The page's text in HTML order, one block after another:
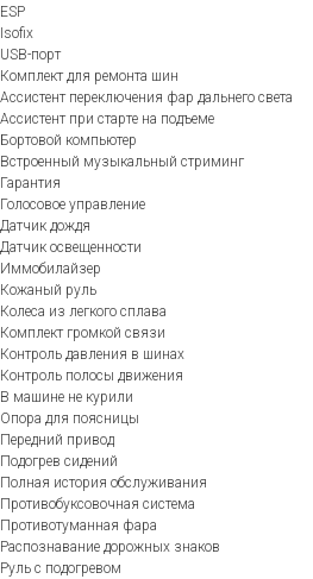
ESP
Isofix
USB-порт
Комплект для ремонта шин
Ассистент переключения фар дальнего света
Ассистент при старте на подъеме
Бортовой компьютер
Встроенный музыкальный стриминг
Гарантия
Голосовое управление
Датчик дождя
Датчик освещенности
Иммобилайзер
Кожаный руль
Колеса из легкого сплава
Комплект громкой связи
Контроль давления в шинах
Контроль полосы движения
В машине не курили
Опора для поясницы
Передний привод
Подогрев сидений
Полная история обслуживания
Противобуксовочная система
Противотуманная фара
Распознавание дорожных знаков
Руль с подогревом